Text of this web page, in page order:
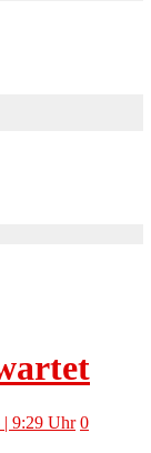
| 9:29 Uhr 0